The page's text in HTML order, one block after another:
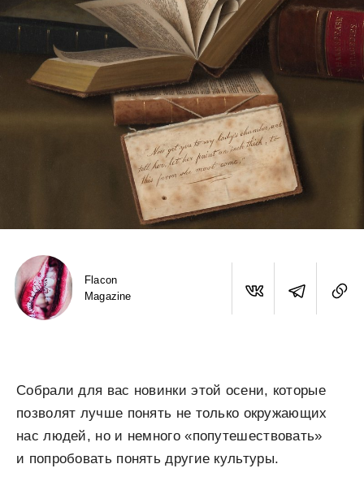
Flacon
Magazine
Собрали для вас новинки этой осени, которые
позволят лучше понять не только окружающих
нас людей, но и немного «попутешествовать»
и попробовать понять другие культуры.